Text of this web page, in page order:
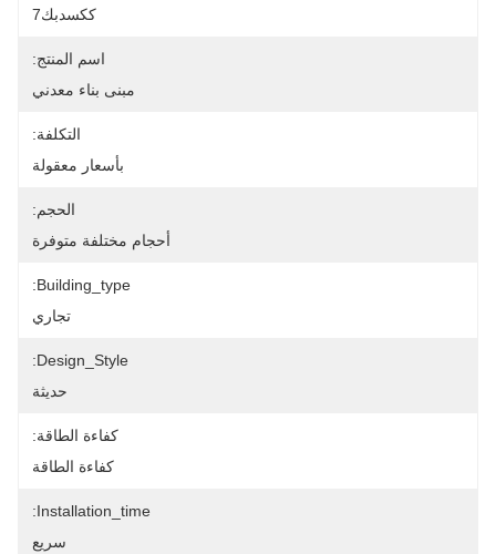
ككسدبك7
اسم المنتج:
مبنى بناء معدني
التكلفة:
بأسعار معقولة
الحجم:
أحجام مختلفة متوفرة
Building_type:
تجاري
Design_Style:
حديثة
كفاءة الطاقة:
كفاءة الطاقة
Installation_time:
سريع